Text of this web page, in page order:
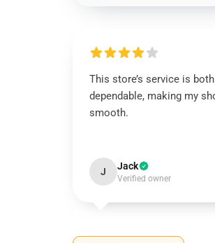
This store’s service is
dependable, making my
smooth.
J Jack
Verified owner